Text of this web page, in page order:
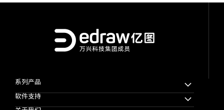
系列产品
万兴脑图MindMaster
软件支持